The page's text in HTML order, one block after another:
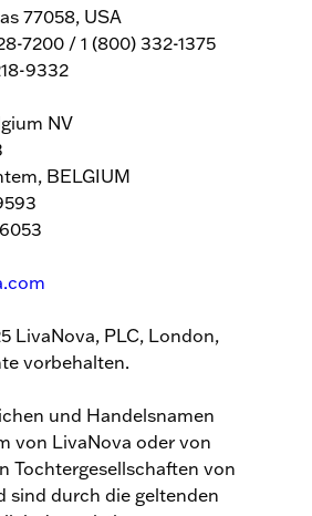
77058, USA
7200 / 1 (800) 332-1375
9332
NV
BELGIUM
LivaNova, PLC, London,
vorbehalten.
und Handelsnamen
von LivaNova oder von
Tochtergesellschaften von
sind durch die geltenden